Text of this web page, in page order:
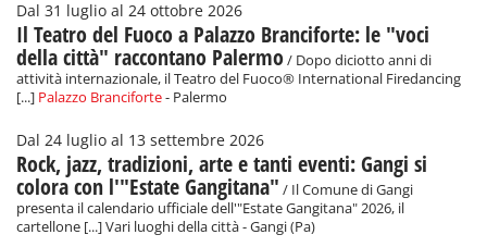
Dal 31 luglio al 24 ottobre 2026
Il Teatro del Fuoco a Palazzo Branciforte: le "voci
della città" raccontano Palermo/ Dopo diciotto anni di
attività internazionale, il Teatro del Fuoco® International Firedancing
[...] Palazzo Branciforte- Palermo
Dal 24 luglio al 13 settembre 2026
Rock, jazz, tradizioni, arte e tanti eventi: Gangi si
colora con l'"Estate Gangitana" / Il Comune di Gangi
presenta il calendario ufficiale dell'"Estate Gangitana" 2026, il
cartellone [...] Vari luoghi della città - Gangi (Pa)